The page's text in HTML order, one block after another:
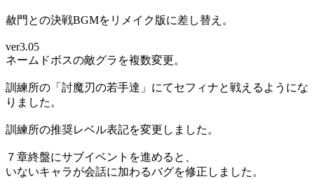
赦門との決戦BGMをリメイク版に差し替え。
ver3.05
ネームドボスの敵グラを複数変更。
訓練所の「討魔刃の若手達」にてセフィナと戦えるようにな
りました。
訓練所の推奨レベル表記を変更しました。
７章終盤にサブイベントを進めると、
いないキャラが会話に加わるバグを修正しました。